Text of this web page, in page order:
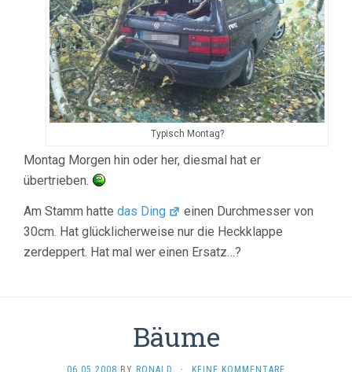
Typisch Montag?
Montag Morgen hin oder her, diesmal hat er
übertrieben.
Am Stamm hatte das Ding
einen Durchmesser von
30cm. Hat glücklicherweise nur die Heckklappe
zerdeppert. Hat mal wer einen Ersatz…?
Bäume
06.05.2008 BY RONALD · KEINE KOMMENTARE